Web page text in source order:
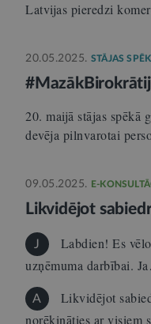
Latvijas pieredzi
20.05.2025. STĀJAS
20. maijā stājas spēkā
devēja pilnvarotai
09.05.2025. E-
Likvidējot
J
Labdien! Es
uzņēmuma darbībai.
A
Likvidējot
norēķināties ar visiem